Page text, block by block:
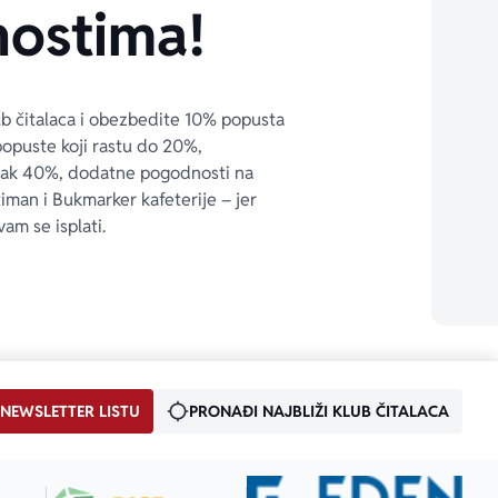
čitalaca i obezbedite 10% popusta
koji rastu do 20%,
40%, dodatne pogodnosti na
i Bukmarker kafeterije – jer
se isplati.
LISTU PRONAĐI NAJBLIŽI KLUB ČITALACA